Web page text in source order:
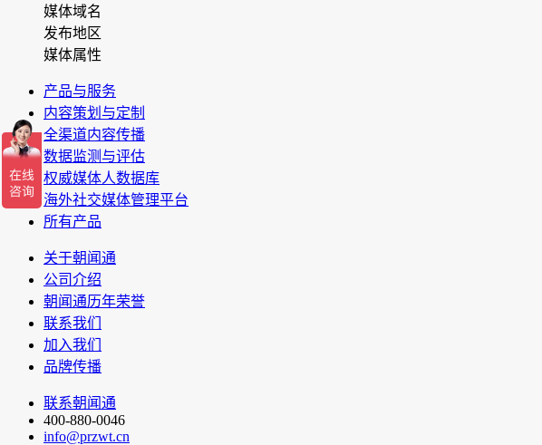
媒体域名
发布地区
媒体属性
产品与服务
内容策划与定制
全渠道内容传播
数据监测与评估
权威媒体人数据库
海外社交媒体管理平台
所有产品
关于朝闻通
公司介绍
朝闻通历年荣誉
联系我们
加入我们
品牌传播
联系朝闻通
400-880-0046
info@przwt.cn